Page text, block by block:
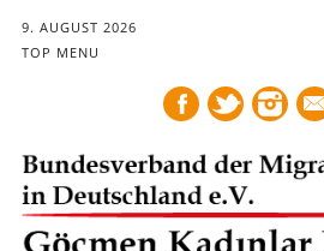
9. AUGUST 2026
TOP MENU
mail